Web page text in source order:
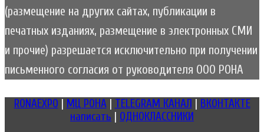
(размещение на других сайтах, публикации в
печатных изданиях, размещение в электронных СМИ
и прочие) разрешается исключительно при получении
письменного согласия от руководителя ООО РОНА
RONAEXPO МЦ РОНА| TELEGRAM КАНАЛ
ВКОНТАКТЕ
написать
ОДНОКЛАССНИКИ